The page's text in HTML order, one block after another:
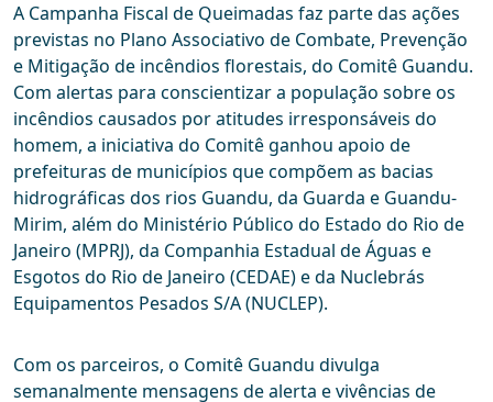
A Campanha Fiscal de Queimadas faz parte das ações
previstas no Plano Associativo de Combate, Prevenção
e Mitigação de incêndios florestais, do Comitê Guandu.
Com alertas para conscientizar a população sobre os
incêndios causados por atitudes irresponsáveis do
homem, a iniciativa do Comitê ganhou apoio de
prefeituras de municípios que compõem as bacias
hidrográficas dos rios Guandu, da Guarda e Guandu-
Mirim, além do Ministério Público do Estado do Rio de
Janeiro (MPRJ), da Companhia Estadual de Águas e
Esgotos do Rio de Janeiro (CEDAE) e da Nuclebrás
Equipamentos Pesados S/A (NUCLEP).
Com os parceiros, o Comitê Guandu divulga
semanalmente mensagens de alerta e vivências de